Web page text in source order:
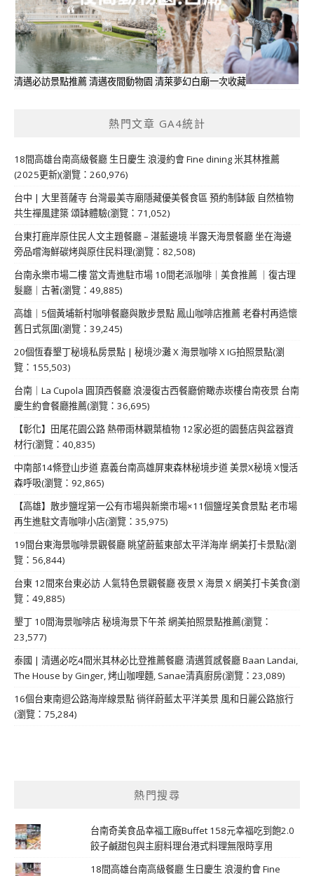
清邁必訪景點推薦 清邁夜間動物園 清萊夢幻白廟一次收藏
熱門文章 GA4統計
18間高雄台南高級餐廳 生日慶生 浪漫約會 Fine dining 米其林推薦
(2025更新)(瀏覽：260,976)
台中 | 大里菩薩寺 台灣最美寺廟隱藏優美餐食區 預約制缽飯 自然植物
共生禪風建築 頌缽體驗(瀏覽：71,052)
台東打鹿岸原住民人文主題餐廳 – 湛藍邊境 半露天海景餐廳 坐在海邊
旁品嚐海鮮碳烤與原住民料理(瀏覽：82,508)
台南永樂市場二樓 當文青進駐市場 10間老派咖啡｜美食推薦 ｜復古理
髮廳｜古著(瀏覽：49,885)
高雄｜5個黃埔新村咖啡餐廳與散步景點 鳳山咖啡店推薦 老眷村再造懷
舊日式氛圍(瀏覽：39,245)
20個恆春墾丁秘境私房景點 | 秘境沙灘 X 海景咖啡 X IG拍照景點(瀏
覽：155,503)
台南｜La Cupola 圓頂西餐廳 浪漫復古西餐廳俯瞰赤崁樓台南夜景 台南
慶生約會餐廳推薦(瀏覽：36,695)
【彰化】田尾花園公路 熱帶雨林觀葉植物 12家必逛的園藝店與盆器資
材行(瀏覽：40,835)
中南部14條登山步道 嘉義台南高雄屏東森林秘境步道 美景X秘境 X慢活
森呼吸(瀏覽：92,865)
【高雄】散步鹽埕第一公有市場與新樂市場×11個鹽埕美食景點 老市場
再生進駐文青咖啡小店(瀏覽：35,975)
19間台東海景咖啡景觀餐廳 眺望蔚藍東部太平洋海岸 網美打卡景點(瀏
覽：56,844)
台東 12間來台東必訪 人氣特色景觀餐廳 夜景 X 海景 X 網美打卡美食(瀏
覽：49,885)
墾丁 10間海景咖啡店 秘境海景下午茶 網美拍照景點推薦(瀏覽：
23,577)
泰國 | 清邁必吃4間米其林必比登推薦餐廳 清邁質感餐廳 Baan Landai,
The House by Ginger, 烤山咖哩麵, Sanae清真廚房(瀏覽：23,089)
16個台東南迴公路海岸線景點 徜徉蔚藍太平洋美景 風和日麗公路旅行
(瀏覽：75,284)
熱門搜尋
台南奇美食品幸福工廠Buffet 158元幸福吃到飽2.0
餃子鹹甜包與主廚料理台港式料理無限時享用
18間高雄台南高級餐廳 生日慶生 浪漫約會 Fine